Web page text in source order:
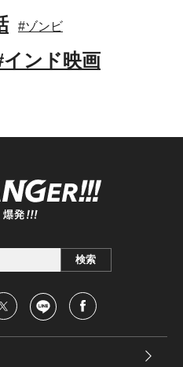
#ゾンビ
インド映画